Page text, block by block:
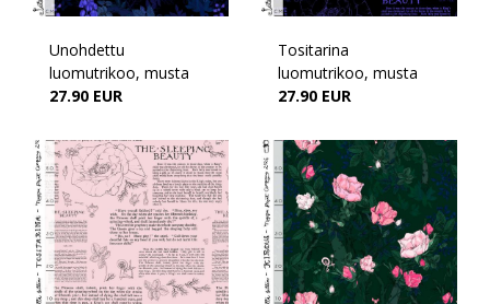
Unohdettu
luomutrikoo, musta
27.90 EUR
Tositarina
luomutrikoo, musta
27.90 EUR